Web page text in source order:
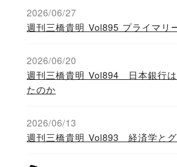
2026/06/27
週刊三橋貴明 Vol895 プライマリ
2026/06/20
週刊三橋貴明 Vol894 日本銀行は
たのか
2026/06/13
週刊三橋貴明 Vol893 経済学とグ